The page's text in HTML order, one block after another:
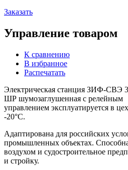
Заказать
Управление товаром
К сравнению
В избранное
Распечатать
Электрическая станция ЗИФ-СВЭ
ШР шумозаглушенная с релейным
управлением эксплуатируется в
-20°С.
Адаптирована для российских
промышленных объектах.
воздухом и судостроительное
и стройку.